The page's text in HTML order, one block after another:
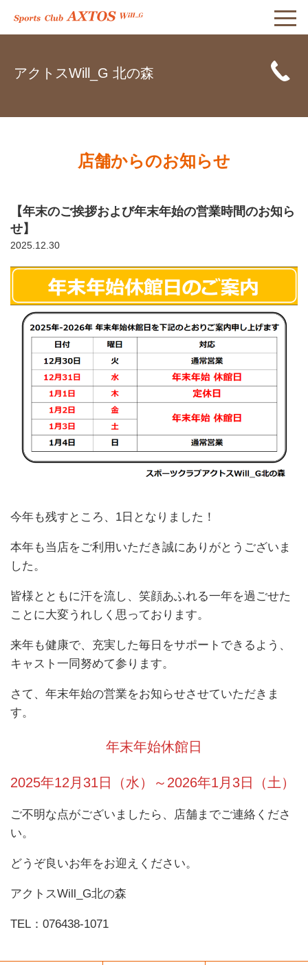
アクトスWill_G 北の森
店舗からのお知らせ
【年末のご挨拶および年末年始の営業時間のお知ら
せ】
2025.12.30
今年も残すところ、1日となりました！
本年も当店をご利用いただき誠にありがとうございま
した。
皆様とともに汗を流し、笑顔あふれる一年を過ごせた
ことに大変うれしく思っております。
来年も健康で、充実した毎日をサポートできるよう、
キャスト一同努めて参ります。
さて、年末年始の営業をお知らせさせていただきま
す。
年末年始休館日
2025年12月31日（水）～2026年1月3日（土）
ご不明な点がございましたら、店舗までご連絡くださ
い。
どうぞ良いお年をお迎えください。
アクトスWill_G北の森
TEL：076438-1071